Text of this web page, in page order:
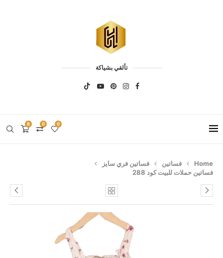
تألقي بشياكة
8 0 0
Home فساتين
فساتين فري سايز
فساتين حملات للبيت كود 288